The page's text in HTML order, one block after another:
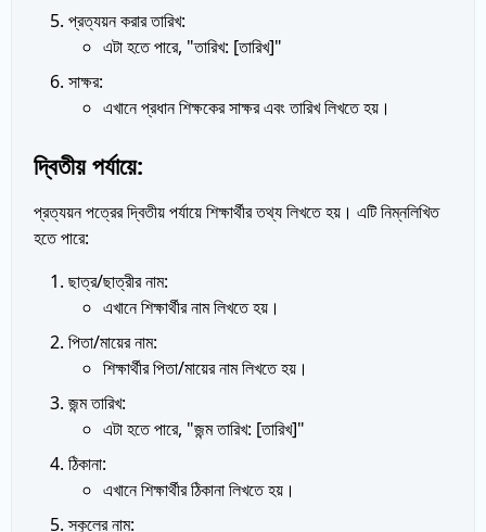
প্রত্যয়ন করার তারিখ:
এটা হতে পারে, "তারিখ: [তারিখ]"
সাক্ষর:
এখানে প্রধান শিক্ষকের সাক্ষর এবং তারিখ লিখতে হয়।
দ্বিতীয় পর্যায়ে:
প্রত্যয়ন পত্রের দ্বিতীয় পর্যায়ে শিক্ষার্থীর তথ্য লিখতে হয়। এটি নিম্নলিখিত
হতে পারে:
ছাত্র/ছাত্রীর নাম:
এখানে শিক্ষার্থীর নাম লিখতে হয়।
পিতা/মায়ের নাম:
শিক্ষার্থীর পিতা/মায়ের নাম লিখতে হয়।
জন্ম তারিখ:
এটা হতে পারে, "জন্ম তারিখ: [তারিখ]"
ঠিকানা:
এখানে শিক্ষার্থীর ঠিকানা লিখতে হয়।
স্কুলের নাম: